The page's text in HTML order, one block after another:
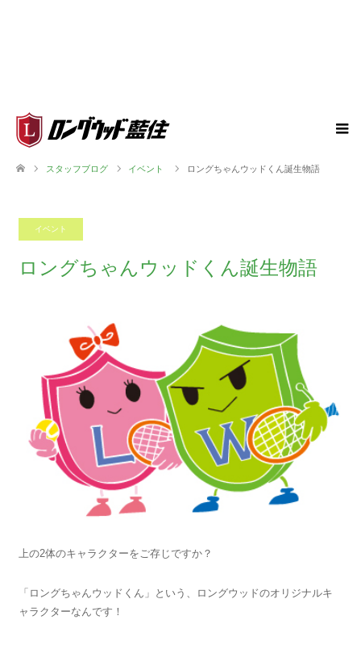
スタッフブログ イベント ロングちゃんウッドくん誕生物語
イベント
ロングちゃんウッドくん誕生物語
上の2体のキャラクターをご存じですか？
「ロングちゃんウッドくん」という、ロングウッドのオリジナルキ
ャラクターなんです！